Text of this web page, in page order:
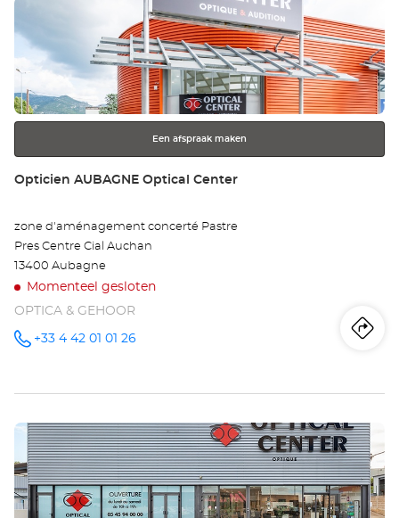
-
Druk
de
ENTER
voor
meer
Een afspraak maken
Winkel:
Opticien AUBAGNE Optical Center
zone d'aménagement concerté Pastre
Pres Centre Cial Auchan
13400 Aubagne
Momenteel gesloten
OPTICA & GEHOOR
telefoonnummer
+33 4 42 01 01 26
Druk
op
de
ENTER
toets